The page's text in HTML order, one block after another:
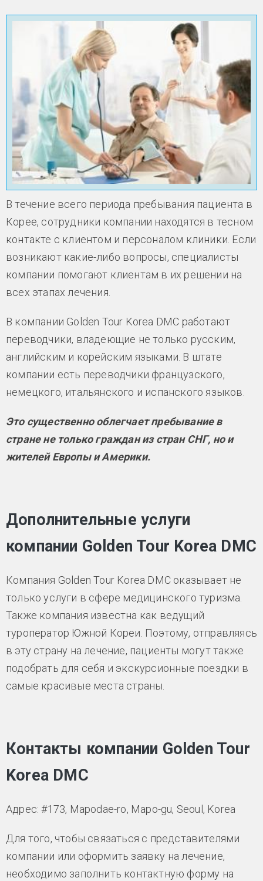
В течение всего периода пребывания пациента в
Корее, сотрудники компании находятся в тесном
контакте с клиентом и персоналом клиники. Если
возникают какие-либо вопросы, специалисты
компании помогают клиентам в их решении на
всех этапах лечения.
В компании Golden Tour Korea DMC работают
переводчики, владеющие не только русским,
английским и корейским языками. В штате
компании есть переводчики французского,
немецкого, итальянского и испанского языков.
Это существенно облегчает пребывание в
стране не только граждан из стран СНГ, но и
жителей Европы и Америки.
Дополнительные услуги
компании Golden Tour Korea DMC
Компания Golden Tour Korea DMC оказывает не
только услуги в сфере медицинского туризма.
Также компания известна как ведущий
туроператор Южной Кореи. Поэтому, отправляясь
в эту страну на лечение, пациенты могут также
подобрать для себя и экскурсионные поездки в
самые красивые места страны.
Контакты компании Golden Tour
Korea DMC
Адрес: #173, Mapodae-ro, Mapo-gu, Seoul, Korea
Для того, чтобы связаться с представителями
компании или оформить заявку на лечение,
необходимо заполнить контактную форму на